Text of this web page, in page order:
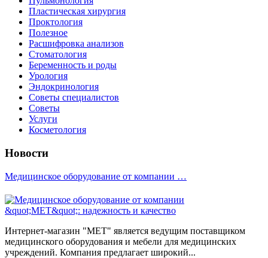
Пластическая хирургия
Проктология
Полезное
Расшифровка анализов
Стоматология
Беременность и роды
Урология
Эндокринология
Советы специалистов
Советы
Услуги
Косметология
Новости
Медицинское оборудование от компании …
Интернет-магазин "МЕТ" является ведущим поставщиком
медицинского оборудования и мебели для медицинских
учреждений. Компания предлагает широкий...